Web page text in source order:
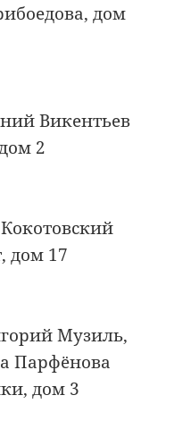
дом
Викентьев
2
дом 17
Музиль,
Парфёнова
дом 3